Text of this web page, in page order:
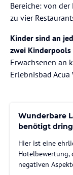
Bereiche: von
zu vier
Kinder sind an
zwei
Erwachsenen an
Erlebnisbad Acua
Wunderbare
benötigt
Hier ist eine
Hotelbewertung,
negativen